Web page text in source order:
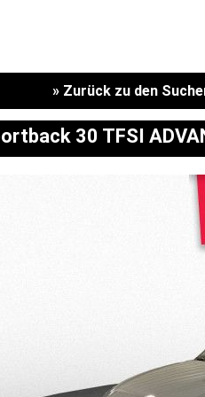
Service
» Zurück zu den
30 TFSI